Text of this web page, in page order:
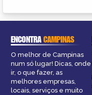
ENCONTRACAMPINAS
O melhor de Campinas
num só lugar! Dicas, onde
ir, o que fazer, as
melhores empresas,
locais, serviços e muito